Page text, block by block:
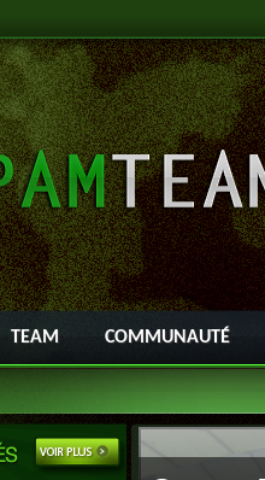
TEAM COMMUNAUTÉ